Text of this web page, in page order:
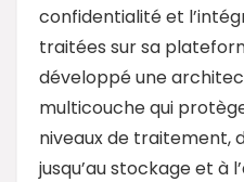
confidentialité et
traitées sur sa
développé une
multicouche qui
niveaux de traitement,
jusqu’au stockage et à